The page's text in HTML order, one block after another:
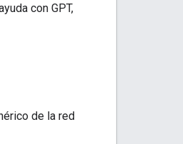
con GPT,
de la red